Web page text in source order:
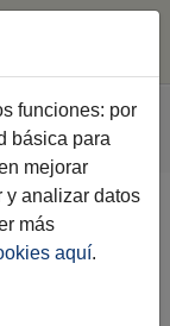
Prensa
de
funciones: por
básica para
mejorar
y analizar datos
más
aquí.